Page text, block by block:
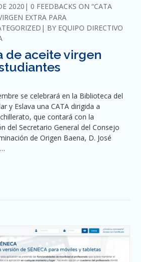
2020 COMMENTS
0 FEEDBACKS ON “CATA
EXTRA PARA
BY EQUIPO DIRECTIVO
de aceite virgen
se celebrará en la Biblioteca del
y Eslava una CATA dirigida a
que contará con la
del Secretario General del Consejo
de Origen Baena, D. José